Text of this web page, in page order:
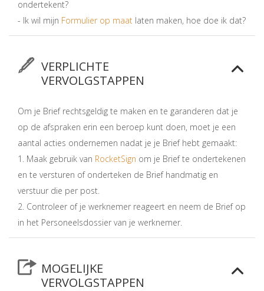
ondertekent?
- Ik wil mijn Formulier op maat laten maken, hoe doe ik dat?
VERPLICHTE
VERVOLGSTAPPEN
Om je Brief rechtsgeldig te maken en te garanderen dat je
op de afspraken erin een beroep kunt doen, moet je een
aantal acties ondernemen nadat je je Brief hebt gemaakt:
1. Maak gebruik van RocketSign om je Brief te ondertekenen
en te versturen of onderteken de Brief handmatig en
verstuur die per post.
2. Controleer of je werknemer reageert en neem de Brief op
in het Personeelsdossier van je werknemer.
MOGELIJKE
VERVOLGSTAPPEN